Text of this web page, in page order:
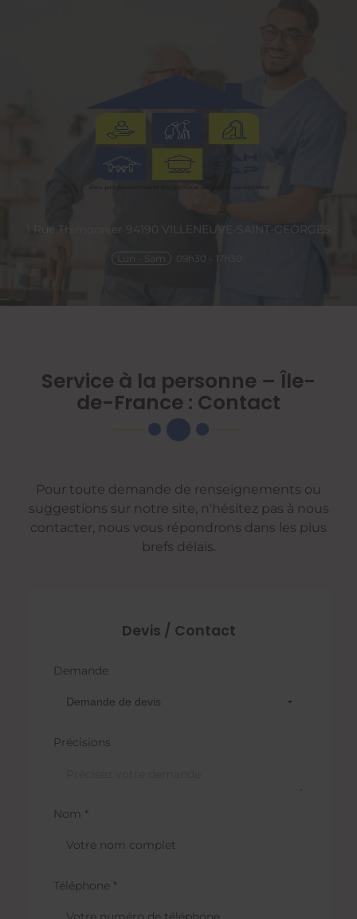
1 Rue Thimonnier 94190 VILLENEUVE-SAINT-GEORGES
Lun - Sam 09h30 - 17h30
Service à la personne – Île-
de-France : Contact
Pour toute demande de renseignements ou
suggestions sur notre site, n'hésitez pas à nous
contacter, nous vous répondrons dans les plus
brefs délais.
Devis / Contact
Demande
Précisions
Nom *
Téléphone *